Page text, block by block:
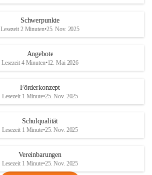
Schwerpunkte
Lesezeit 2 Minuten•25. Nov. 2025
Angebote
Lesezeit 4 Minuten•12. Mai 2026
Förderkonzept
Lesezeit 1 Minute•25. Nov. 2025
Schulqualität
Lesezeit 1 Minute•25. Nov. 2025
Vereinbarungen
Lesezeit 1 Minute•25. Nov. 2025